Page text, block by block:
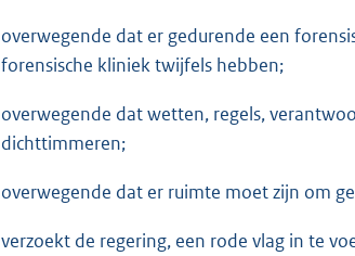
3
b
overwegende dat er gedurende een
forensische kliniek twijfels hebben;
overwegende dat wetten, regels,
dichttimmeren;
overwegende dat er ruimte moet zijn om
verzoekt de regering, een rode vlag in te